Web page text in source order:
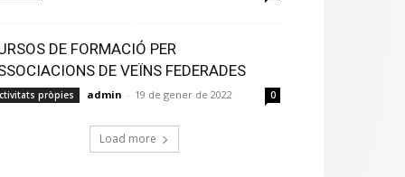
DE FORMACIÓ PER
DE VEÏNS FEDERADES
pròpies admin - 19 de gener de 2022 0
Load more